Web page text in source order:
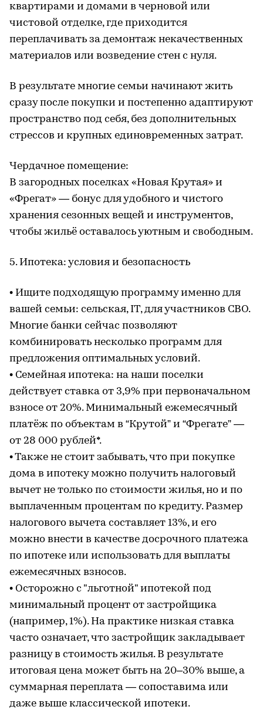
квартирами и домами в черновой или
чистовой отделке, где приходится
переплачивать за демонтаж некачественных
материалов или возведение стен с нуля.
В результате многие семьи начинают жить
сразу после покупки и постепенно адаптируют
пространство под себя, без дополнительных
стрессов и крупных единовременных затрат.
Чердачное помещение:
В загородных поселках «Новая Крутая» и
«Фрегат» — бонус для удобного и чистого
хранения сезонных вещей и инструментов,
чтобы жильё оставалось уютным и свободным.
5. Ипотека: условия и безопасность
• Ищите подходящую программу именно для
вашей семьи: сельская, IT, для участников СВО.
Многие банки сейчас позволяют
комбинировать несколько программ для
предложения оптимальных условий.
• Семейная ипотека: на наши поселки
действует ставка от 3,9% при первоначальном
взносе от 20%. Минимальный ежемесячный
платёж по объектам в “Крутой” и “Фрегате” —
от 28 000 рублей*.
• Также не стоит забывать, что при покупке
дома в ипотеку можно получить налоговый
вычет не только по стоимости жилья, но и по
выплаченным процентам по кредиту. Размер
налогового вычета составляет 13%, и его
можно внести в качестве досрочного платежа
по ипотеке или использовать для выплаты
ежемесячных взносов.
• Осторожно с "льготной" ипотекой под
минимальный процент от застройщика
(например, 1%). На практике низкая ставка
часто означает, что застройщик закладывает
разницу в стоимость жилья. В результате
итоговая цена может быть на 20–30% выше, а
суммарная переплата — сопоставима или
даже выше классической ипотеки.